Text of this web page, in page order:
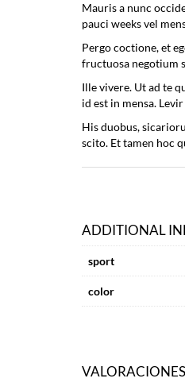
Mauris a nunc
pauci weeks vel
Pergo coctione, et
fructuosa negotium
Ille vivere. Ut ad te
id est in mensa.
His duobus,
scito. Et tamen hoc
ADDITIONAL
sport
color
VALORACIONES